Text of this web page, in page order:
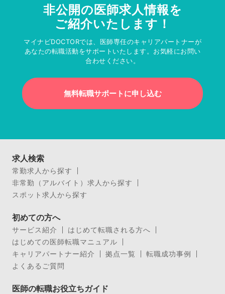
非公開の医師求人情報を
ご紹介いたします！
マイナビDOCTORでは、医師専任のキャリアパートナーが
あなたの転職活動をサポートいたします。お気軽にお問い
合わせください。
無料転職サポートに申し込む
求人検索
常勤求人から探す
非常勤（アルバイト）求人から探す
スポット求人から探す
初めての方へ
サービス紹介
はじめて転職される方へ
はじめての医師転職マニュアル
キャリアパートナー紹介
拠点一覧
転職成功事例
よくあるご質問
医師の転職お役立ちガイド